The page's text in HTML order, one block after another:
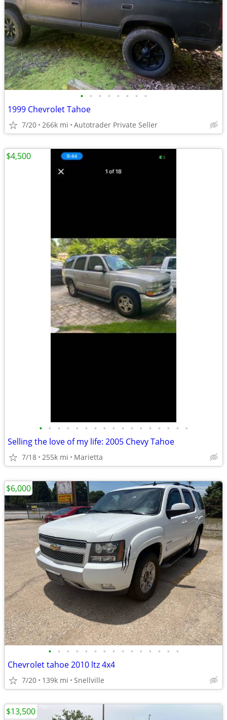
• • • • • • • •
1999 Chevrolet Tahoe
7/20 266k mi Autotrader Private Seller
• • • • • • • • • • • • • • • • •
Selling the love of my life: 2005 Chevy Tahoe
7/18 255k mi Marietta
$4,500
• • • • • • • • • • • • • • •
Chevrolet tahoe 2010 ltz 4x4
7/20 139k mi Snellville
$6,000
$13,500